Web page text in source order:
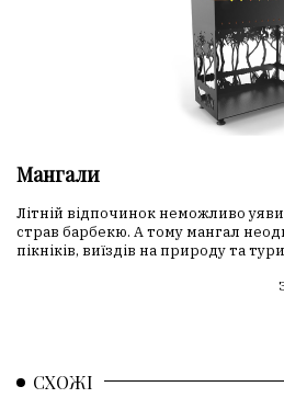
Мангали
Літній відпочинок неможливо
страв барбекю. А тому мангал
пікніків, виїздів на природу та
СХОЖІ